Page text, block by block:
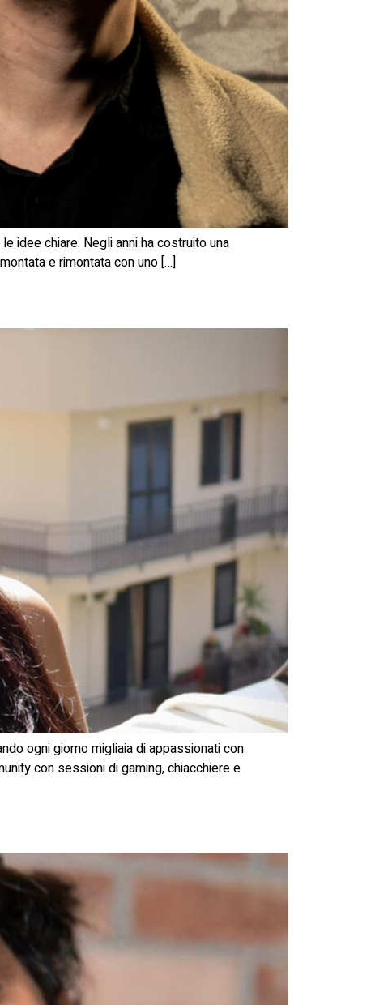
idee chiare. Negli anni ha costruito una
e rimontata con uno […]
ogni giorno migliaia di appassionati con
con sessioni di gaming, chiacchiere e